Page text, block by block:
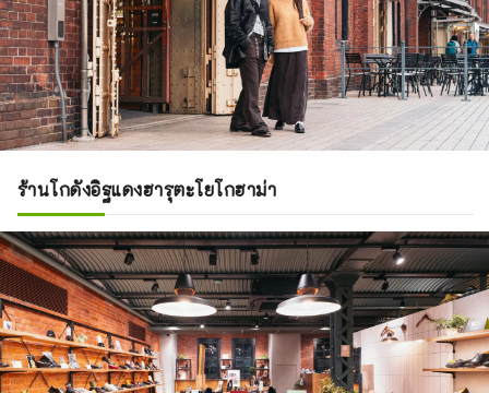
ร้านโกดังอิฐแดงฮารุตะโยโกฮาม่า